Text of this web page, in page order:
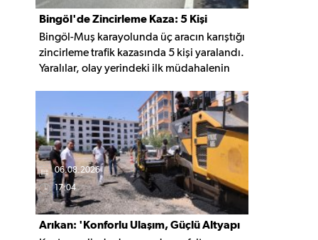
Bingöl'de Zincirleme Kaza: 5 Kişi
Yaralandı
Bingöl-Muş karayolunda üç aracın karıştığı
zincirleme trafik kazasında 5 kişi yaralandı.
Yaralılar, olay yerindeki ilk müdahalenin
06.08.2026
17:04
Arıkan: 'Konforlu Ulaşım, Güçlü Altyapı